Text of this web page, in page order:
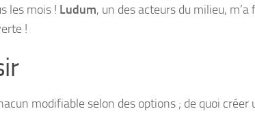
les mois ! Ludum, un des acteurs du milieu, m’a
!
modifiable selon des options ; de quoi créer